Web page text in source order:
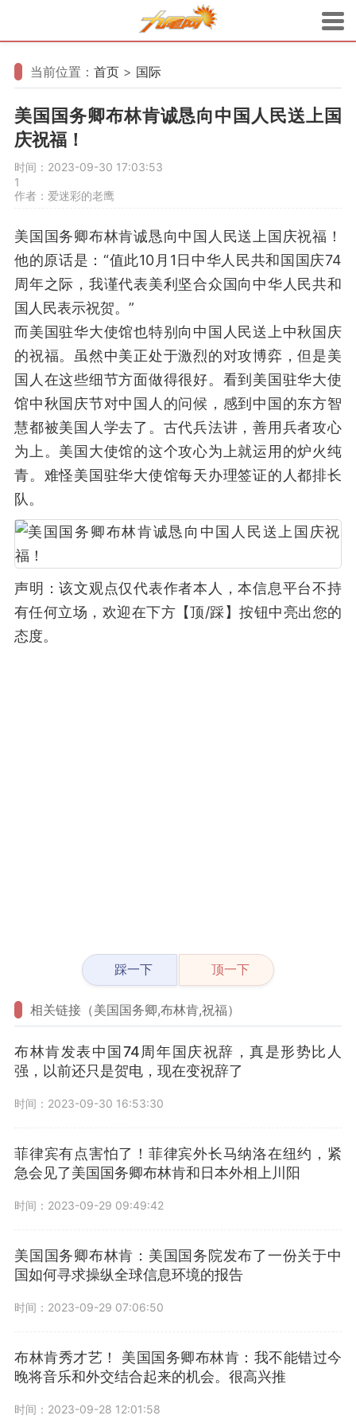
当前位置： 首页 > 国际
美国国务卿布林肯诚恳向中国人民送上国
庆祝福！
时间：2023-09-30 17:03:53
1
作者：爱迷彩的老鹰
美国国务卿布林肯诚恳向中国人民送上国庆祝福！
他的原话是：“值此10月1日中华人民共和国国庆74
周年之际，我谨代表美利坚合众国向中华人民共和
国人民表示祝贺。”
而美国驻华大使馆也特别向中国人民送上中秋国庆
的祝福。虽然中美正处于激烈的对攻博弈，但是美
国人在这些细节方面做得很好。看到美国驻华大使
馆中秋国庆节对中国人的问候，感到中国的东方智
慧都被美国人学去了。古代兵法讲，善用兵者攻心
为上。美国大使馆的这个攻心为上就运用的炉火纯
青。难怪美国驻华大使馆每天办理签证的人都排长
队。
声明：该文观点仅代表作者本人，本信息平台不持
有任何立场，欢迎在下方【顶/踩】按钮中亮出您的
态度。
踩一下 顶一下
相关链接（美国国务卿,布林肯,祝福）
布林肯发表中国74周年国庆祝辞，真是形势比人
强，以前还只是贺电，现在变祝辞了
时间：2023-09-30 16:53:30
菲律宾有点害怕了！菲律宾外长马纳洛在纽约，紧
急会见了美国国务卿布林肯和日本外相上川阳
时间：2023-09-29 09:49:42
美国国务卿布林肯：美国国务院发布了一份关于中
国如何寻求操纵全球信息环境的报告
时间：2023-09-29 07:06:50
布林肯秀才艺！ 美国国务卿布林肯：我不能错过今
晚将音乐和外交结合起来的机会。很高兴推
时间：2023-09-28 12:01:58